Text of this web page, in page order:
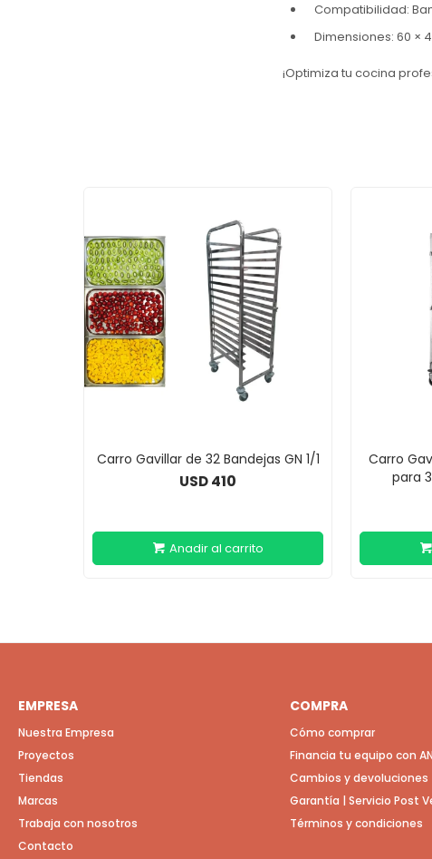
Compatibilidad:
Dimensiones: 60 ×
¡Optimiza tu cocina
Carro Gavillar de 32 Bandejas GN 1/1
USD410
Carro
para
EMPRESA
Nuestra Empresa
Proyectos
Tiendas
Marcas
Trabaja con nosotros
Contacto
COMPRA
Cómo comprar
Financia tu equipo con
Cambios y devoluciones
Garantía | Servicio Post
Términos y condiciones